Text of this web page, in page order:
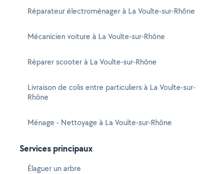
Réparateur électroménager à La Voulte-sur-Rhône
Mécanicien voiture à La Voulte-sur-Rhône
Réparer scooter à La Voulte-sur-Rhône
Livraison de colis entre particuliers à La Voulte-sur-
Rhône
Ménage - Nettoyage à La Voulte-sur-Rhône
Services principaux
Élaguer un arbre